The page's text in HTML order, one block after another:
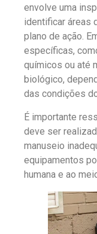
envolve uma
identificar áreas
plano de ação.
específicas,
químicos ou até
biológico,
das condições
É importante
deve ser
manuseio
equipamentos
humana e ao